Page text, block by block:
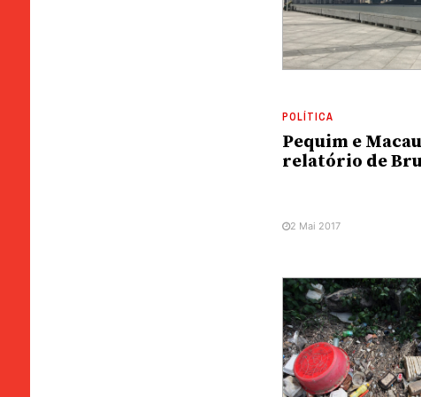
POLÍTICA
Pequim e
relatório de
2 Mai 2017